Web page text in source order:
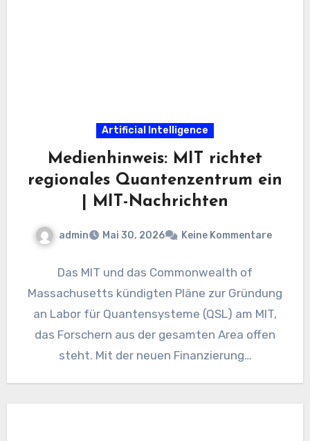
Artificial Intelligence
Medienhinweis: MIT richtet
regionales Quantenzentrum ein
| MIT-Nachrichten
admin Mai 30, 2026 Keine Kommentare
Das MIT und das Commonwealth of
Massachusetts kündigten Pläne zur Gründung
an Labor für Quantensysteme (QSL) am MIT,
das Forschern aus der gesamten Area offen
steht. Mit der neuen Finanzierung…